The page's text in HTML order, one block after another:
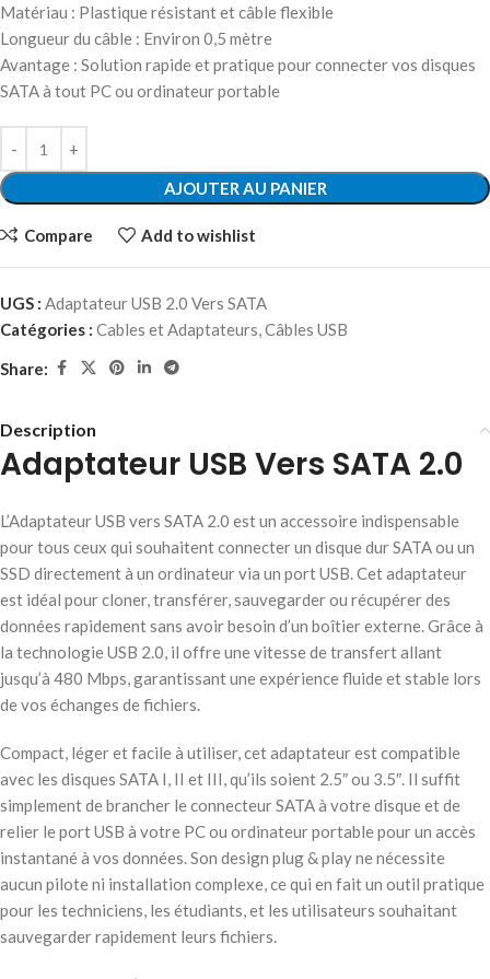
Matériau : Plastique résistant et câble flexible
Longueur du câble : Environ 0,5 mètre
Avantage : Solution rapide et pratique pour connecter vos disques
SATA à tout PC ou ordinateur portable
AJOUTER AU PANIER
Compare Add to wishlist
UGS : Adaptateur USB 2.0 Vers SATA
Catégories : Cables et Adaptateurs,Câbles USB
Share:
Description
Adaptateur USB Vers SATA 2.0
L’Adaptateur USB vers SATA 2.0 est un accessoire indispensable
pour tous ceux qui souhaitent connecter un disque dur SATA ou un
SSD directement à un ordinateur via un port USB. Cet adaptateur
est idéal pour cloner, transférer, sauvegarder ou récupérer des
données rapidement sans avoir besoin d’un boîtier externe. Grâce à
la technologie USB 2.0, il offre une vitesse de transfert allant
jusqu’à 480 Mbps, garantissant une expérience fluide et stable lors
de vos échanges de fichiers.
Compact, léger et facile à utiliser, cet adaptateur est compatible
avec les disques SATA I, II et III, qu’ils soient 2.5″ ou 3.5″. Il suffit
simplement de brancher le connecteur SATA à votre disque et de
relier le port USB à votre PC ou ordinateur portable pour un accès
instantané à vos données. Son design plug & play ne nécessite
aucun pilote ni installation complexe, ce qui en fait un outil pratique
pour les techniciens, les étudiants, et les utilisateurs souhaitant
sauvegarder rapidement leurs fichiers.